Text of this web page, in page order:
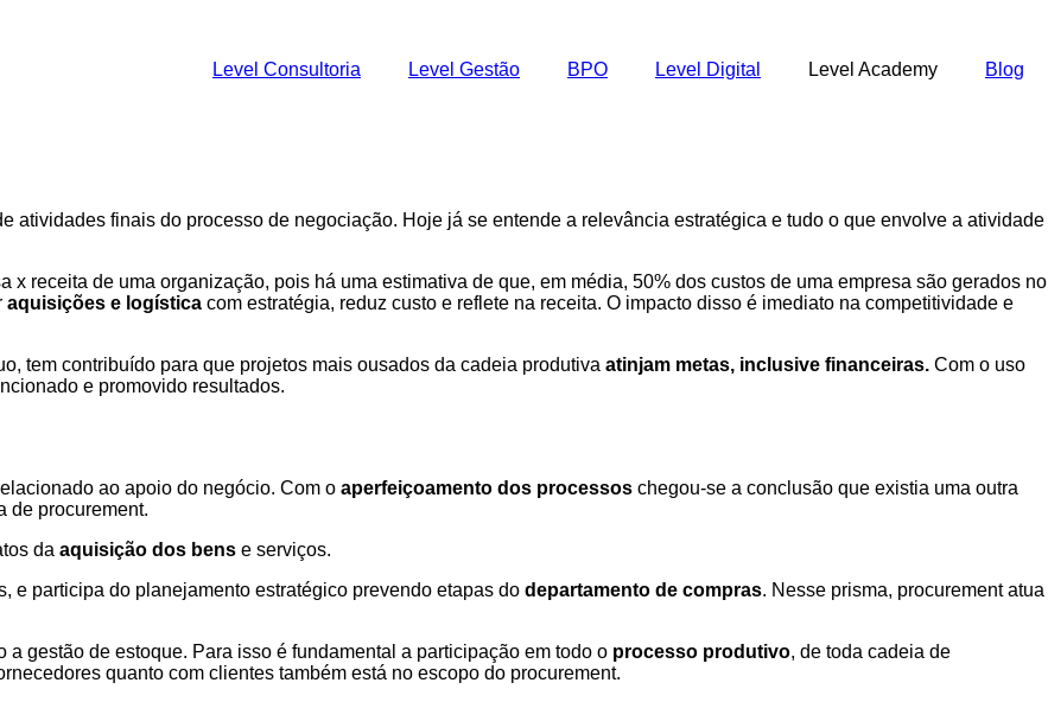
Level Consultoria Level Gestão BPO Level Digital Level Academy
Blog
atividades finais do processo de negociação. Hoje já se entende a relevância estratégica e tudo o que envolve a atividade
x receita de uma organização, pois há uma estimativa de que, em média, 50% dos custos de uma empresa são gerados no
aquisições e logística com estratégia, reduz custo e reflete na receita. O impacto disso é imediato na competitividade e
tem contribuído para que projetos mais ousados da cadeia produtiva atinjam metas, inclusive financeiras. Com o uso
e promovido resultados.
ao apoio do negócio. Com o aperfeiçoamento dos processos chegou-se a conclusão que existia uma outra
de procurement.
da aquisição dos bens e serviços.
e participa do planejamento estratégico prevendo etapas do departamento de compras. Nesse prisma, procurement atua
gestão de estoque. Para isso é fundamental a participação em todo o processo produtivo, de toda cadeia de
quanto com clientes também está no escopo do procurement.